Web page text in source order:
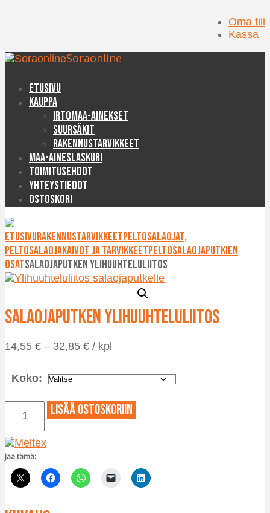
Oma tili
Kassa
Soraonline
Etusivu
Kauppa
Irtomaa-ainekset
Suursäkit
Rakennustarvikkeet
Maa-aineslaskuri
Toimitusehdot
Yhteystiedot
Ostoskori
EtusivuRakennustarvikkeetPeltosalaojat,
peltosalaojakaivot ja tarvikkeetPeltosalaojaputkien
osatSalaojaputken ylihuuhteluliitos
Salaojaputken ylihuuhteluliitos
14,55 € – 32,85 €Hintaluokka:
32,85 €
/ kpl
Koko:
Salaojaputken
ylihuuhteluliitos
määrä
Lisää ostoskoriin
Jaa tämä: